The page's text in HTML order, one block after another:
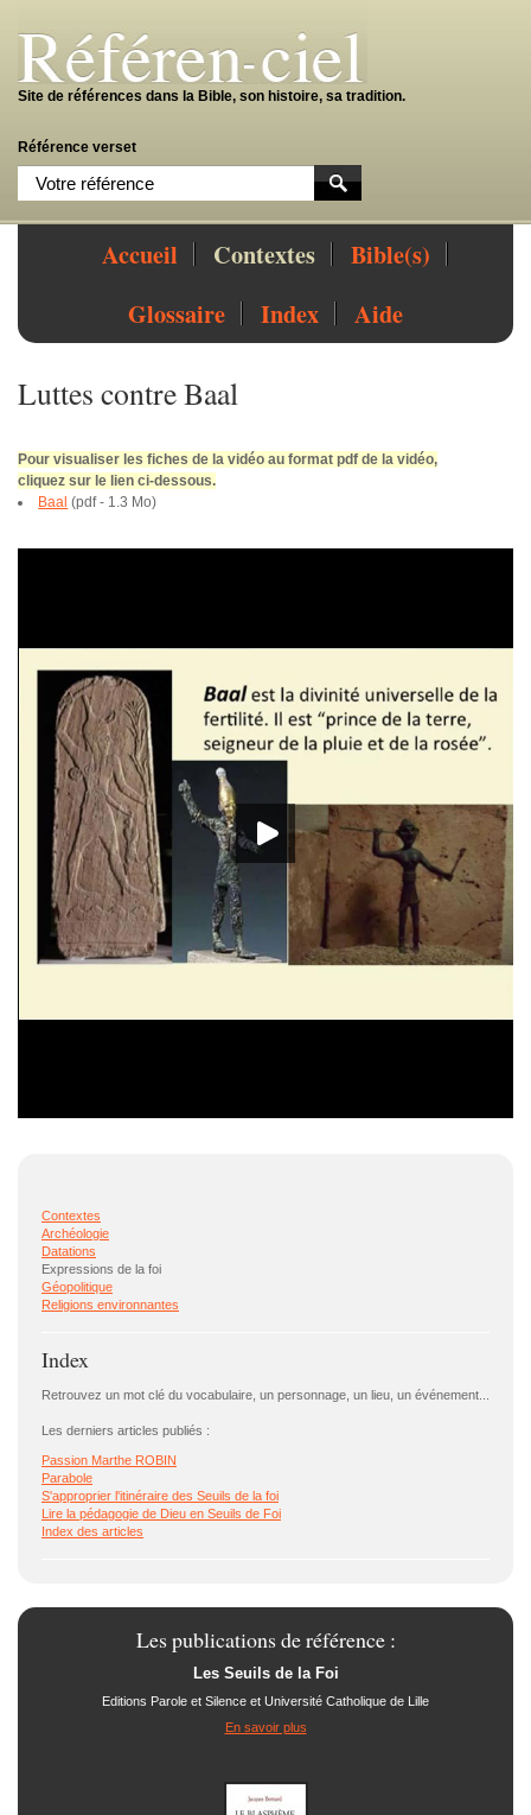
Site de références dans la Bible, son histoire, sa tradition.
Référence verset
Accueil Contextes
Bible(s)
Glossaire
Index Aide
Luttes contre Baal
Pour visualiser les fiches de la vidéo au format pdf de la vidéo,
cliquez sur le lien ci-dessous.
Baal (pdf- 1.3 Mo)
Contextes
Archéologie
Datations
Expressions de la foi
Géopolitique
Religions environnantes
Index
Retrouvez un mot clé du vocabulaire, un personnage, un lieu, un événement...
Les derniers articles publiés :
Passion Marthe ROBIN
Parabole
S'approprier l'itinéraire des Seuils de la foi
Lire la pédagogie de Dieu en Seuils de Foi
Index des articles
Les publications de référence :
Les Seuils de la Foi
Editions Parole et Silence et Université Catholique de Lille
En savoir plus